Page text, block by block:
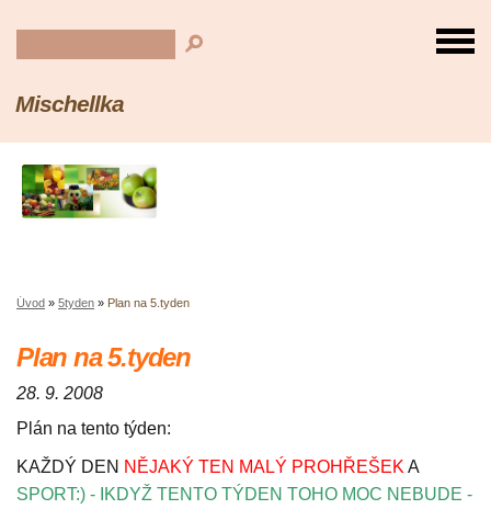
Mischellka
Úvod » 5tyden » Plan na 5.tyden
Plan na 5.tyden
28. 9. 2008
Plán na tento týden:
KAŽDÝ DEN NĚJAKÝ TEN MALÝ PROHŘEŠEKA
SPORT:) - IKDYŽ TENTO TÝDEN TOHO MOC NEBUDE -